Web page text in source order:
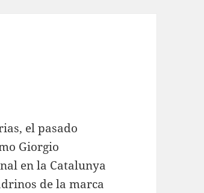
el pasado
Giorgio
en la Catalunya
de la marca